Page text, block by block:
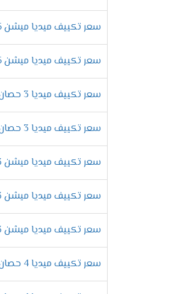
خلى صيفك مختلف
التميز بخاصية
الاختلاف وان نكون
التميز بوحدة
نستخدم افضل
استخدام افضل
الكثير من الانواع
خاصية ميقات
الان هتكون
الجهاز عند
سعر تكييف ميديا ميشن 2.25 حصان بارد ساخن
سعر تكييف ميديا ميشن 2.25 حصان بارد ساخن انفرتر
سعر تكييف ميديا 3 حصان ارضى سقفى بارد ساخن
سعر تكييف ميديا 3 حصان كونسيلد بارد ساخن ديجيتال
سعر تكييف ميديا ميشن 3 حصان بارد
سعر تكييف ميديا ميشن 3 حصان بارد ساخن
سعر تكييف ميديا ميشن 3 حصان بارد ساخن انفرتر
سعر تكييف ميديا 4 حصان كونسيلد بارد ساخن ديجيتال